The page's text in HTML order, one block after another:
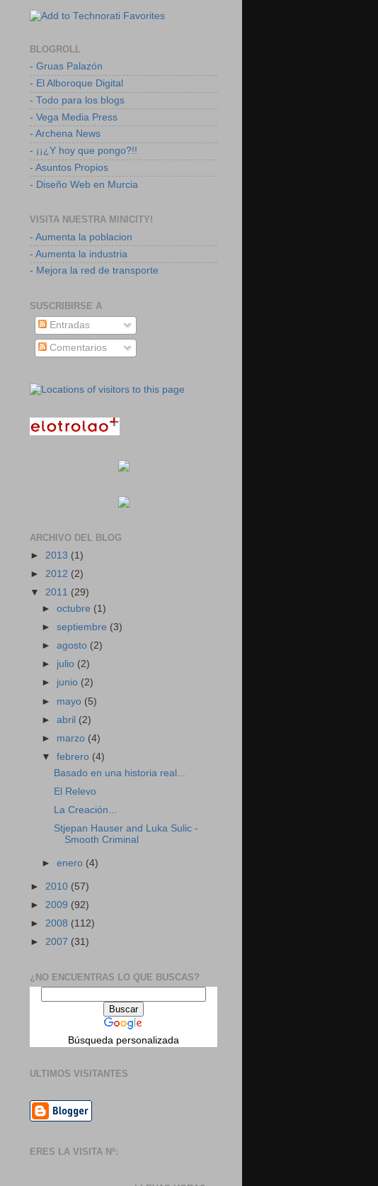
BLOGROLL
- Gruas Palazón
- El Alboroque Digital
- Todo para los blogs
- Vega Media Press
- Archena News
- ¡¡¿Y hoy que pongo?!!
- Asuntos Propios
- Diseño Web en Murcia
VISITA NUESTRA MINICITY!
- Aumenta la poblacion
- Aumenta la industria
- Mejora la red de transporte
SUSCRIBIRSE A
Entradas
Comentarios
ARCHIVO DEL BLOG
► 2013 (1)
► 2012 (2)
▼ 2011 (29)
►octubre (1)
►septiembre (3)
►agosto (2)
► julio (2)
► junio (2)
► mayo (5)
►abril (2)
► marzo (4)
▼febrero (4)
Basado en una historia real...
El Relevo
La Creación...
Stjepan Hauser and Luka Sulic -
Smooth Criminal
►enero (4)
► 2010 (57)
► 2009 (92)
► 2008 (112)
► 2007 (31)
¿NO ENCUENTRAS LO QUE BUSCAS?
Búsqueda personalizada
ULTIMOS VISITANTES
ERES LA VISITA Nº: